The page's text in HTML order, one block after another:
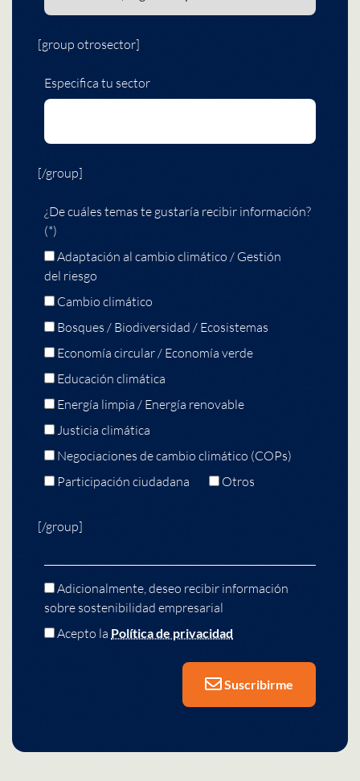
[group otrosector]
Especifica tu sector
[/group]
¿De cuáles temas te gustaría recibir información?
(*)
Adaptación al cambio climático / Gestión
del riesgo
Cambio climático
Bosques / Biodiversidad / Ecosistemas
Economía circular / Economía verde
Educación climática
Energía limpia / Energía renovable
Justicia climática
Negociaciones de cambio climático (COPs)
Participación ciudadana
Otros
[/group]
Adicionalmente, deseo recibir información
sobre sostenibilidad empresarial
Acepto la Política de privacidad
Suscribirme